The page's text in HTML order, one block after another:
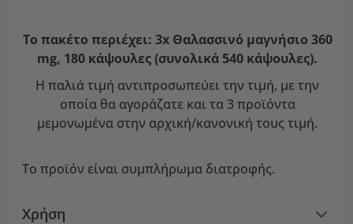
Το πακέτο περιέχει: 3x Θαλασσινό μαγνήσιο 360
mg, 180 κάψουλες (συνολικά 540 κάψουλες).
Η παλιά τιμή αντιπροσωπεύει την τιμή, με την
οποία θα αγοράζατε και τα 3 προϊόντα
μεμονωμένα στην αρχική/κανονική τους τιμή.
Το προϊόν είναι συμπλήρωμα διατροφής.
Χρήση